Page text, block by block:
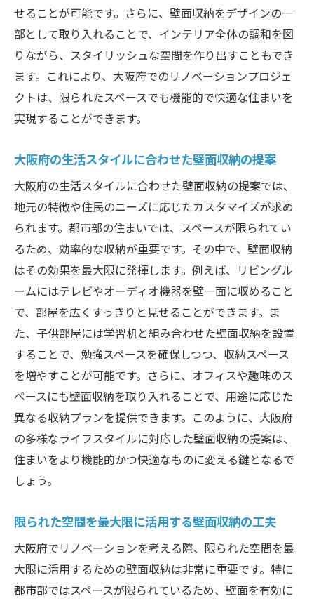
せることが可能です。さらに、壁面収納をデザインの一
部として取り入れることで、インテリア全体の調和を図
りながら、スタイリッシュな空間を作り出すこともでき
ます。これにより、大阪府でのリノベーションプロジェ
クトは、限られたスペースでも機能的で快適な住まいを
実現することができます。
大阪府の生活スタイルに合わせた壁面収納の提案
大阪府の生活スタイルに合わせた壁面収納の提案では、
地元の特徴や住民のニーズに応じたカスタマイズが求め
られます。都市部の住まいでは、スペースが限られてい
るため、効率的な収納が重要です。その中で、壁面収納
はその効果を最大限に発揮します。例えば、リビングル
ームにはテレビやオーディオ機器を壁一面に収めること
で、部屋を広くすっきりと見せることができます。ま
た、子供部屋には学習机と組み合わせた壁面収納を設置
することで、勉強スペースを確保しつつ、収納スペース
を増やすことが可能です。さらに、オフィスや趣味のス
ペースにも壁面収納を取り入れることで、用途に応じた
異なる収納プランを提供できます。このように、大阪府
の多様なライフスタイルに対応した壁面収納の提案は、
住まいをより機能的かつ快適なものに変える鍵となるで
しょう。
限られた空間を最大限に活用する壁面収納の工夫
大阪府でリノベーションを考える際、限られた空間を最
大限に活用するための壁面収納は非常に重要です。特に
都市部ではスペースが限られているため、壁面を有効に